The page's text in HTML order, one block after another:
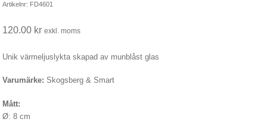
Artikelnr: FD4601
120.00 kr exkl. moms
Unik värmeljuslykta skapad av munblåst glas
Varumärke: Skogsberg & Smart
Mått:
Ø: 8 cm